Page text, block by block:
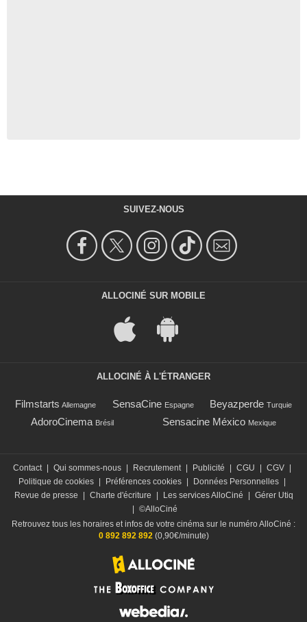
SUIVEZ-NOUS
ALLOCINÉ SUR MOBILE
ALLOCINÉ À L'ÉTRANGER
Filmstarts Allemagne SensaCine Espagne Beyazperde Turquie
AdoroCinema Brésil Sensacine México Mexique
Contact | Qui sommes-nous | Recrutement | Publicité | CGU | CGV |
Politique de cookies | Préférences cookies | Données Personnelles |
Revue de presse
| Charte d'écriture | Les services AlloCiné | Gérer Utiq
| ©AlloCiné
Retrouvez tous les horaires et infos de votre cinéma sur le numéro AlloCiné :
0 892 892 892 (0,90€/minute)